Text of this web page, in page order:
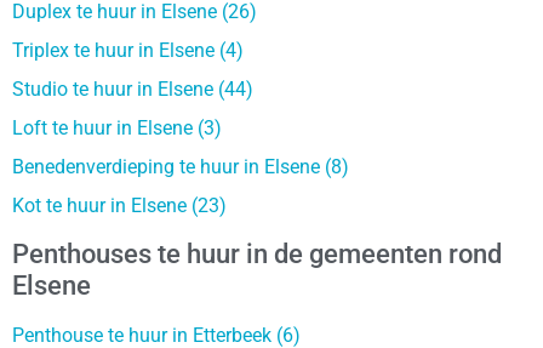
Duplex te huur in Elsene (26)
Triplex te huur in Elsene (4)
Studio te huur in Elsene (44)
Loft te huur in Elsene (3)
Benedenverdieping te huur in Elsene (8)
Kot te huur in Elsene (23)
Penthouses te huur in de gemeenten rond
Elsene
Penthouse te huur in Etterbeek (6)